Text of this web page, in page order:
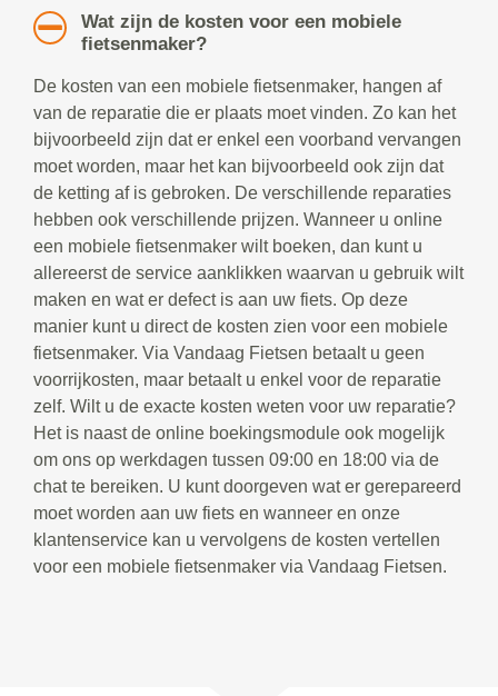
Wat zijn de kosten voor een mobiele
fietsenmaker?
De kosten van een mobiele fietsenmaker, hangen af
van de reparatie die er plaats moet vinden. Zo kan het
bijvoorbeeld zijn dat er enkel een voorband vervangen
moet worden, maar het kan bijvoorbeeld ook zijn dat
de ketting af is gebroken. De verschillende reparaties
hebben ook verschillende prijzen. Wanneer u online
een mobiele fietsenmaker wilt boeken, dan kunt u
allereerst de service aanklikken waarvan u gebruik wilt
maken en wat er defect is aan uw fiets. Op deze
manier kunt u direct de kosten zien voor een mobiele
fietsenmaker. Via Vandaag Fietsen betaalt u geen
voorrijkosten, maar betaalt u enkel voor de reparatie
zelf. Wilt u de exacte kosten weten voor uw reparatie?
Het is naast de online boekingsmodule ook mogelijk
om ons op werkdagen tussen 09:00 en 18:00 via de
chat te bereiken. U kunt doorgeven wat er gerepareerd
moet worden aan uw fiets en wanneer en onze
klantenservice kan u vervolgens de kosten vertellen
voor een mobiele fietsenmaker via Vandaag Fietsen.